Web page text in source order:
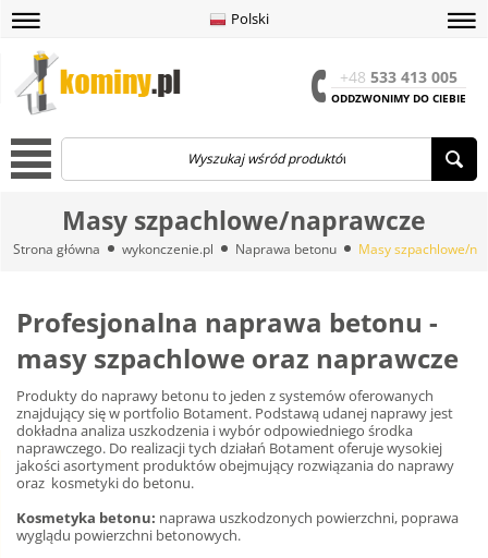
Polski
+48 533 413 005
ODDZWONIMY DO CIEBIE
menu
Masy szpachlowe/naprawcze
Strona główna wykonczenie.pl Naprawa betonu Masy szpachlowe/
Profesjonalna naprawa betonu -
masy szpachlowe oraz naprawcze
Produkty do naprawy betonu to jeden z systemów oferowanych
znajdujący się w portfolio Botament. Podstawą udanej naprawy jest
dokładna analiza uszkodzenia i wybór odpowiedniego środka
naprawczego. Do realizacji tych działań Botament oferuje wysokiej
jakości asortyment produktów obejmujący rozwiązania do naprawy
oraz kosmetyki do betonu.
Kosmetyka betonu: naprawa uszkodzonych powierzchni, poprawa
wyglądu powierzchni betonowych.
menu
menu